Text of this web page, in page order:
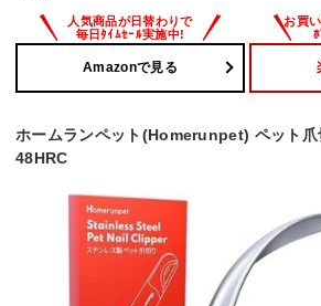
Amazonで見る
ホームランペット(Homerunpet) ペット爪
48HRC